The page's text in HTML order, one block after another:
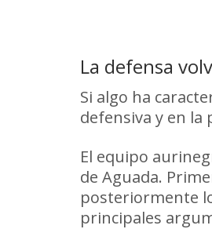
La defensa
Si algo ha
defensiva y en
El equipo
de Aguada.
posteriormente
principales